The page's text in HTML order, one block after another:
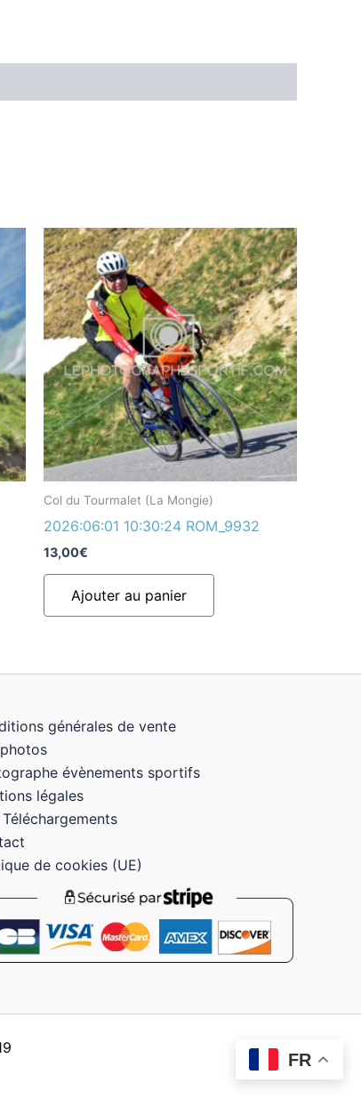
Col du Tourmalet (La Mongie)
2026:06:01 10:30:24 ROM_9932
13,00€
Ajouter au panier
générales de vente
évènements sportifs
légales
Téléchargements
de cookies (UE)
FR